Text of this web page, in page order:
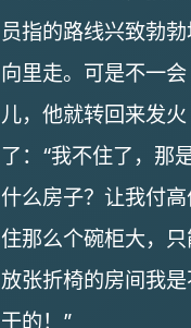
员指的路线兴致勃
向里走。可是不一会
儿，他就转回来发火
了：“我不住了，那
什么房子？让我付
住那么个碗柜大，
放张折椅的房间我
干的！”